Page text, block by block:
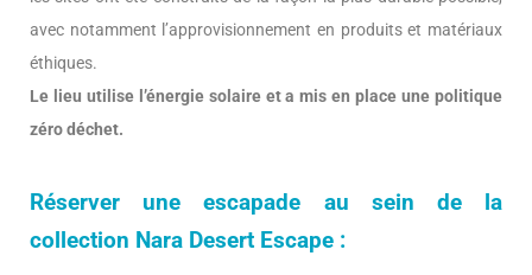
avec notamment l’approvisionnement en produits et matériaux
éthiques.
Le lieu utilise l’énergie solaire et a mis en place une politique
zéro déchet.
Réserver une escapade au sein de la
collection Nara Desert Escape :